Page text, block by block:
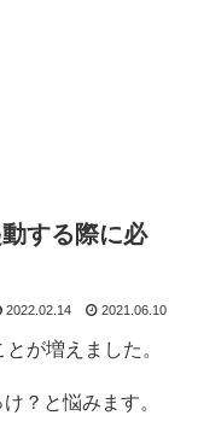
する際に必
2022.02.14 2021.06.10
が増えました。
？と悩みます。